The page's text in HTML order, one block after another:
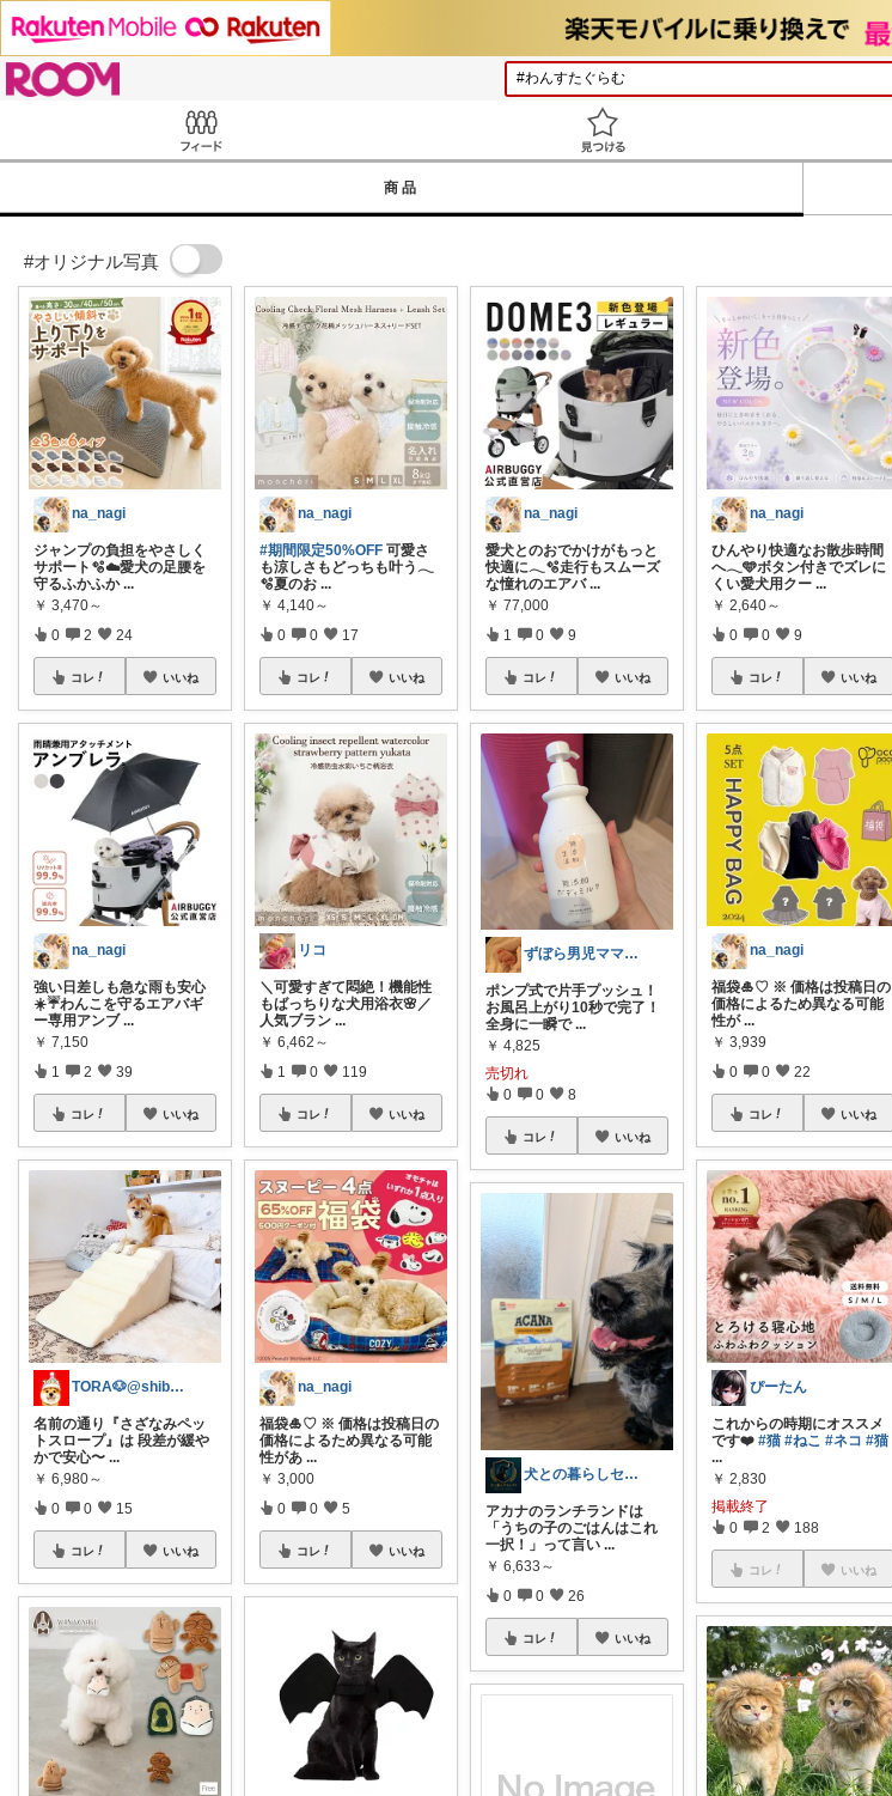
商品
#オリジナル写真
na_nagi
ジャンプの負担をやさしく
サポート🫧☁️愛犬の足腰を
守るふかふか ...
￥ 3,470～
0 2 24
コレ いいね
na_nagi
強い日差しも急な雨も安心
☀️☔わんこを守るエアバギ
ー専用アンブ ...
￥ 7,150
1 2 39
コレ いいね
TORA🐶@shibadog_tora
名前の通り『さざなみペッ
トスロープ』は 段差が緩や
かで安心〜 ...
￥ 6,980～
0 0 15
コレ いいね
na_nagi
#期間限定50%OFF 可愛さ
も涼しさもどっちも叶う𓂃
🫧夏のお ...
￥ 4,140～
0 0 17
コレ いいね
リコ
＼可愛すぎて悶絶！機能性
もばっちりな犬用浴衣🌸／
人気ブラン ...
￥ 6,462～
1 0 119
コレ いいね
na_nagi
福袋🎍♡ ※ 価格は投稿日の
価格によるため異なる可能
性があ ...
￥ 3,000
0 0 5
コレ いいね
na_nagi
愛犬とのおでかけがもっと
快適に𓂃🫧走行もスムーズ
な憧れのエアバ ...
￥ 77,000
1 0 9
コレ いいね
ずぼら男児ママの時短便利グッズROOM
ポンプ式で片手プッシュ！
お風呂上がり10秒で完了！
全身に一瞬で ...
￥ 4,825
売切れ
0 0 8
コレ いいね
犬との暮らしセレクト
アカナのランチランドは
「うちの子のごはんはこれ
一択！」って言い ...
￥ 6,633～
0 0 26
コレ いいね
na_nagi
ひんやり快適なお散歩時間
へ𓂃🩵ボタン付きでズレに
くい愛犬用クー ...
￥ 2,640～
0 0 9
コレ いいね
na_nagi
福袋🎍♡ ※ 価格は投稿日の
価格によるため異なる可能
性が ...
￥ 3,939
0 0 22
コレ いいね
ぴーたん
これからの時期にオススメ
です❤️#猫 #ねこ #ネコ #猫
...
￥ 2,830
掲載終了
0 2 188
コレ いいね